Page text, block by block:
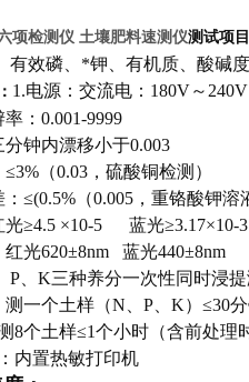
项检测仪 土壤肥料速测仪测试项目
有效磷、*钾、有机质、酸碱
1.电源：交流电：180V～
：0.001-9999
钟内漂移小于0.003
（0.03，硫酸铜检测）
≤(0.5%（0.005，重铬酸钾溶
光≥4.5 ×10-5 蓝光≥3.17×10-3
红光620±8nm 蓝光440±8nm
P、K三种养分一次性同时浸
一个土样（N、P、K）≤30
8个土样≤1个小时（含前处理
内置热敏打印机